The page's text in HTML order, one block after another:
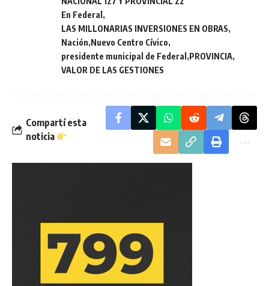
En Federal
LAS MILLONARIAS INVERSIONES EN OBRAS
Nación Nuevo Centro Cívico
presidente municipal de Federal PROVINCIA
VALOR DE LAS GESTIONES
Compartí esta
noticia